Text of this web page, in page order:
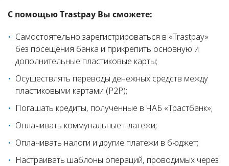
С помощью Trastpay Вы сможете:
Самостоятельно зарегистрироваться в «Trastpay»
без посещения банка и прикрепить основную и
дополнительные пластиковые карты;
Осуществлять переводы денежных средств между
пластиковыми картами (P2P);
Погашать кредиты, полученные в ЧАБ «Трастбанк»;
Оплачивать коммунальные платежи;
Оплачивать налоги и другие платежи в бюджет;
Настраивать шаблоны операций, проводимых через